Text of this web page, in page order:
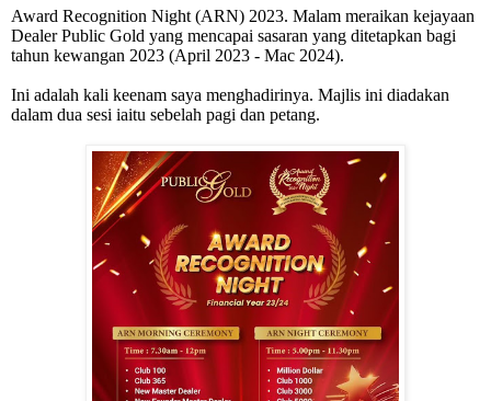
Award Recognition Night (ARN) 2023. Malam meraikan kejayaan
Dealer Public Gold yang mencapai sasaran yang ditetapkan bagi
tahun kewangan 2023 (April 2023 - Mac 2024).
Ini adalah kali keenam saya menghadirinya. Majlis ini diadakan
dalam dua sesi iaitu sebelah pagi dan petang.